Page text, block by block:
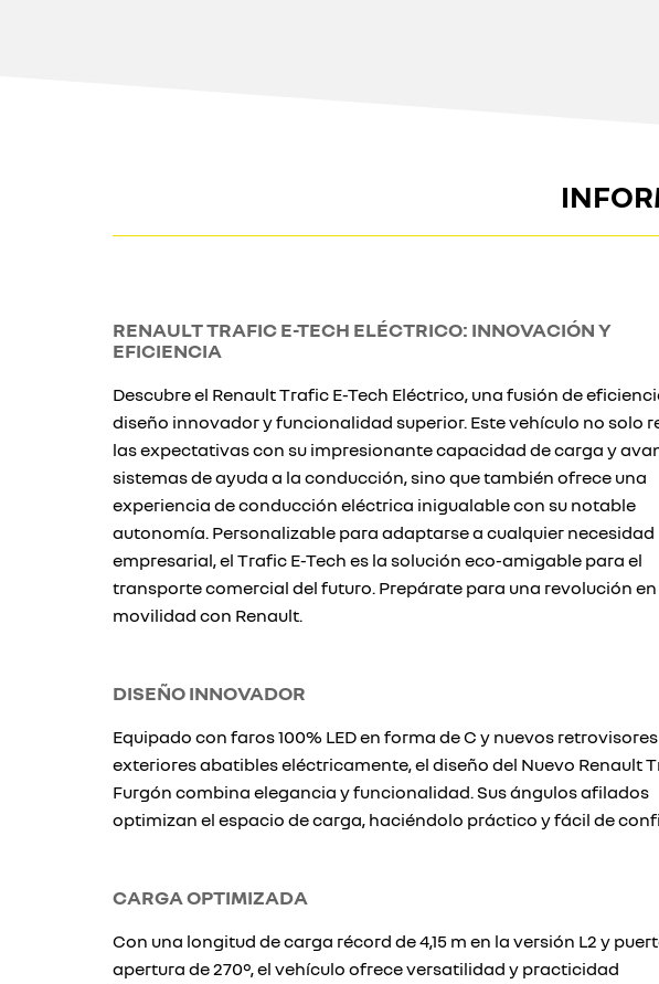
RENAULT TRAFIC E-TECH ELÉCTRICO: INNOVACIÓN Y
EFICIENCIA
Descubre el Renault Trafic E-Tech Eléctrico, una fusión de
diseño innovador y funcionalidad superior. Este vehículo no solo
las expectativas con su impresionante capacidad de carga y
sistemas de ayuda a la conducción, sino que también ofrece una
experiencia de conducción eléctrica inigualable con su notable
autonomía. Personalizable para adaptarse a cualquier necesidad
empresarial, el Trafic E-Tech es la solución eco-amigable para el
transporte comercial del futuro. Prepárate para una revolución en
movilidad con Renault.
DISEÑO INNOVADOR
Equipado con faros 100% LED en forma de C y nuevos retrovisores
exteriores abatibles eléctricamente, el diseño del Nuevo Renault
Furgón combina elegancia y funcionalidad. Sus ángulos afilados
optimizan el espacio de carga, haciéndolo práctico y fácil de
CARGA OPTIMIZADA
Con una longitud de carga récord de 4,15 m en la versión L2 y
apertura de 270°, el vehículo ofrece versatilidad y practicidad